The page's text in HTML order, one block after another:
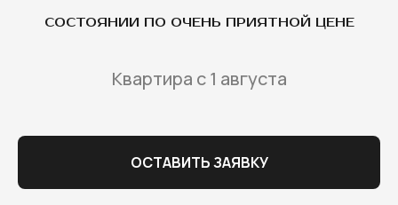
СОСТОЯНИИ ПО ОЧЕНЬ ПРИЯТНОЙ ЦЕНЕ
Квартира с 1 августа
ОСТАВИТЬ ЗАЯВКУ